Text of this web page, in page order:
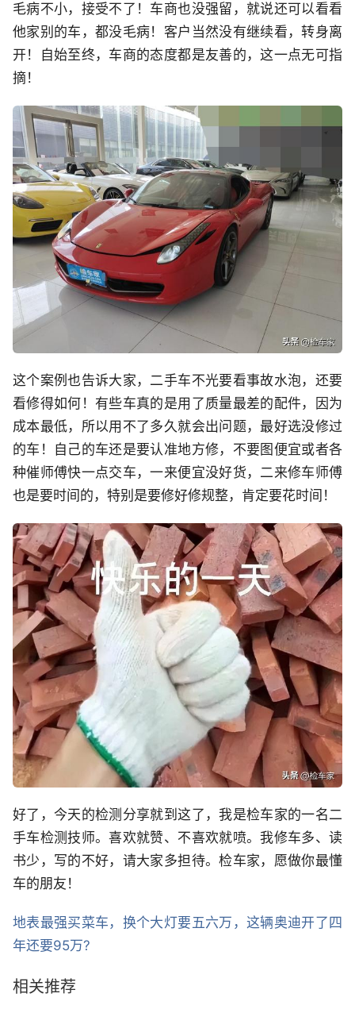
毛病不小，接受不了！车商也没强留，就说还可以看看
他家别的车，都没毛病！客户当然没有继续看，转身离
开！自始至终，车商的态度都是友善的，这一点无可指
摘！
这个案例也告诉大家，二手车不光要看事故水泡，还要
看修得如何！有些车真的是用了质量最差的配件，因为
成本最低，所以用不了多久就会出问题，最好选没修过
的车！自己的车还是要认准地方修，不要图便宜或者各
种催师傅快一点交车，一来便宜没好货，二来修车师傅
也是要时间的，特别是要修好修规整，肯定要花时间！
好了，今天的检测分享就到这了，我是检车家的一名二
手车检测技师。喜欢就赞、不喜欢就喷。我修车多、读
书少，写的不好，请大家多担待。检车家，愿做你最懂
车的朋友！
地表最强买菜车，换个大灯要五六万，这辆奥迪开了四
年还要95万?
相关推荐